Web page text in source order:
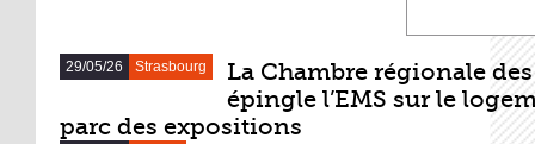
DERNIERS ARTICLES
29/05/26 Strasbourg
La Chambre régionale
épingle l’EMS sur le
parc des expositions